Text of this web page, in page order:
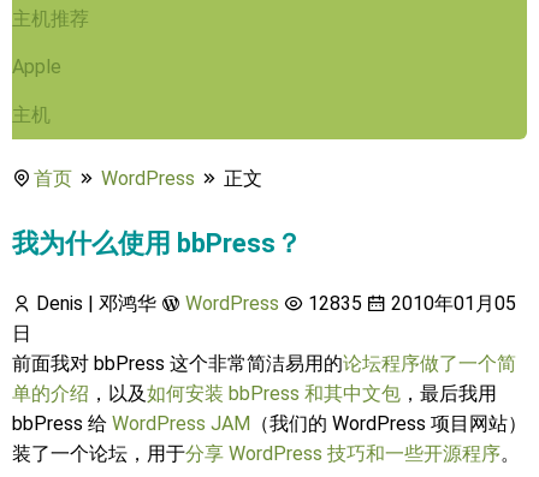
主机推荐
Apple
主机
首页 WordPress 正文
我为什么使用 bbPress？
Denis | 邓鸿华 WordPress 12835
2010年01月05
日
前面我对 bbPress 这个非常简洁易用的论坛程序做了一个简
单的介绍 ，以及如何安装 bbPress 和其中文包 ，最后我用
bbPress 给 WordPress JAM （我们的 WordPress 项目网站）
装了一个论坛，用于分享 WordPress 技巧和一些开源程序。